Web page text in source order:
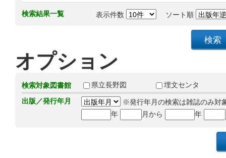
検索結果一覧 表示件数 ソート順
オプション
検索対象図書館 県立長野図
埋文センタ
出版／発行年月
※発行年月の検索は雑誌のみ対
年
月から 年